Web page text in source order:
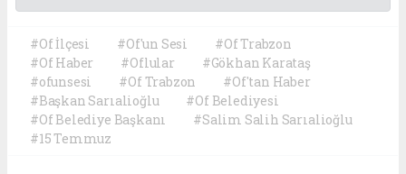
#Of İlçesi #Of'un Sesi
#Of Trabzon
#Of Haber
#Oflular
#Gökhan Karataş
#ofunsesi
#Of Trabzon
#Of'tan Haber
#Başkan Sarıalioğlu
#Of Belediyesi
#Of Belediye Başkanı
#Salim Salih Sarıalioğlu
#15 Temmuz